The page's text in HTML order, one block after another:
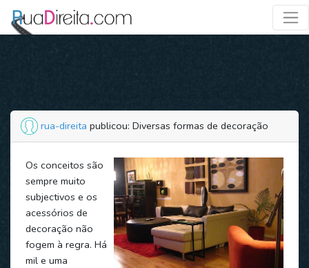
rua-direita publicou: Diversas formas de decoração
Os conceitos são
sempre muito
subjectivos e os
acessórios de
decoração não
fogem à regra. Há
mil e uma